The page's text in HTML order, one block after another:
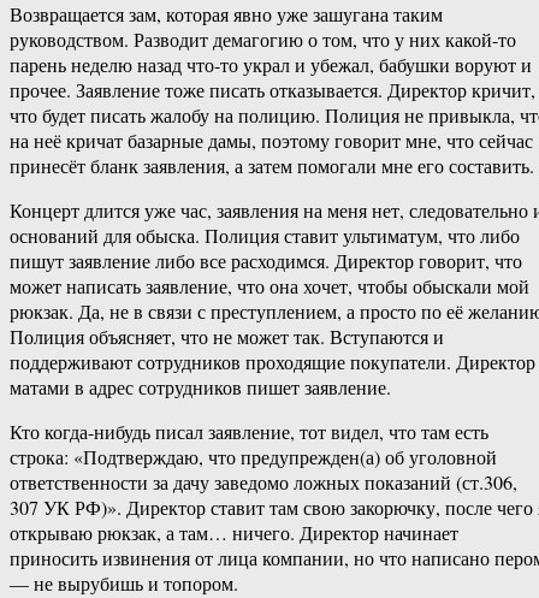
Возвращается зам, которая явно уже зашугана таким
руководством. Разводит демагогию о том, что у них какой-то
парень неделю назад что-то украл и убежал, бабушки воруют и
прочее. Заявление тоже писать отказывается. Директор кричит,
что будет писать жалобу на полицию. Полиция не привыкла,
на неё кричат базарные дамы, поэтому говорит мне, что сейчас
принесёт бланк заявления, а затем помогали мне его составить.
Концерт длится уже час, заявления на меня нет, следовательно
оснований для обыска. Полиция ставит ультиматум, что либо
пишут заявление либо все расходимся. Директор говорит, что
может написать заявление, что она хочет, чтобы обыскали мой
рюкзак. Да, не в связи с преступлением, а просто по её
Полиция объясняет, что не может так. Вступаются и
поддерживают сотрудников проходящие покупатели. Директор
матами в адрес сотрудников пишет заявление.
Кто когда-нибудь писал заявление, тот видел, что там есть
строка: «Подтверждаю, что предупрежден(а) об уголовной
ответственности за дачу заведомо ложных показаний (ст.306,
307 УК РФ)». Директор ставит там свою закорючку, после чего
открываю рюкзак, а там… ничего. Директор начинает
приносить извинения от лица компании, но что написано
— не вырубишь и топором.